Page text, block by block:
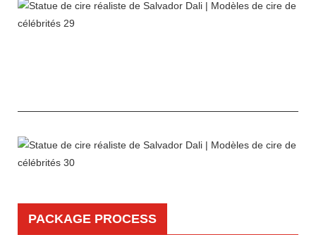
PACKAGE PROCESS